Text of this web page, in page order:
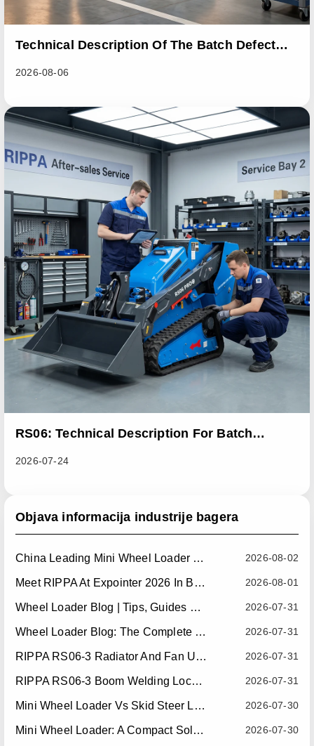
Technical Description Of The Batch Defect
2026-08-06
RS06: Technical Description For Batch
2026-07-24
Objava informacija industrije bagera
2026-08-02
China Leading Mini Wheel Loader Supplier: Reliable Compact Wheel Loaders For Global Markets
2026-08-01
Meet RIPPA At Expointer 2026 In Brazil
2026-07-31
Wheel Loader Blog | Tips, Guides & Attachments
2026-07-31
Wheel Loader Blog: The Complete Guide To Wheel Loaders For Construction, Agriculture, And Material Handling
2026-07-31
RIPPA RS06-3 Radiator And Fan Upgrade — Effective July 10, 2026
2026-07-31
RIPPA RS06-3 Boom Welding Locating Bar Optimization — Effective July 15, 2026
2026-07-30
Mini Wheel Loader Vs Skid Steer Loader: Which Compact Machine Is Better For Your Business?
2026-07-30
Mini Wheel Loader: A Compact Solution For Efficient Material Handling